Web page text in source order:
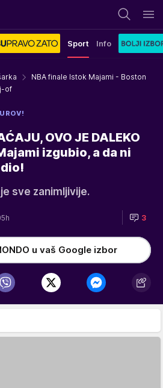
Sport Info
NBA finale Istok Majami - Boston
of
OVO JE DALEKO
izgubio, a da ni
sve zanimljivije.
3
u vaš Google izbor